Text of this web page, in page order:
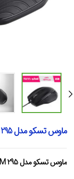
ماوس تسکو مدل TM 295
ماوس تسکو مدل TM 295